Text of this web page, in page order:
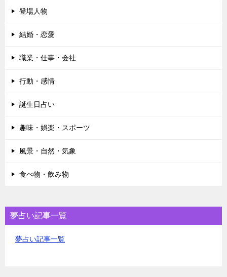
登場人物
結婚・恋愛
職業・仕事・会社
行動・感情
誕生日占い
趣味・娯楽・スポーツ
風景・自然・気象
食べ物・飲み物
夢占い記事一覧
夢占い記事一覧